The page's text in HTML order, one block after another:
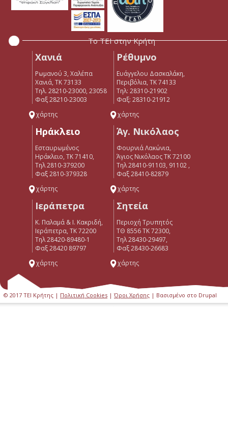
Το ΤΕΙ στην Κρήτη
Χανιά
Ρωμανού 3, Χαλέπα
Χανιά, ΤΚ 73133
Τηλ. 28210-23000, 23058
Φαξ 28210-23003
χάρτης
Ρέθυμνο
Ευάγγελου Δασκαλάκη,
Περιβόλια, ΤΚ 74133
Tηλ: 28310-21902
Φαξ: 28310-21912
χάρτης
Ηράκλειο
Εσταυρωμένος
Ηράκλειο, ΤΚ 71410,
Τηλ 2810-379200
Φαξ 2810-379328
χάρτης
Άγ. Νικόλαος
Φουρνιά Λακώνια,
Άγιος Νικόλαος ΤΚ 72100
Τηλ 28410-91103, 91102 ,
Φαξ 28410-82879
χάρτης
Ιεράπετρα
Κ. Παλαμά & Ι. Κακριδή,
Ιεράπετρα, ΤΚ 72200
Tηλ 28420-89480-1
Φαξ 28420 89797
χάρτης
Σητεία
Περιοχή Τρυπητός
ΤΘ 8556 ΤΚ 72300,
Τηλ 28430-29497,
Φαξ 28430-26683
χάρτης
© 2017 ΤΕΙ Κρήτης | Πολιτική Cookies | Όροι Χρήσης | Βασισμένο στο Drupal